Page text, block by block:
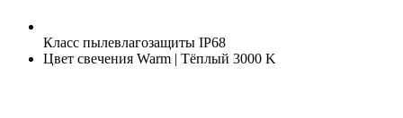
Класс пылевлагозащиты IP68
Цвет свечения Warm | Тёплый 3000 K